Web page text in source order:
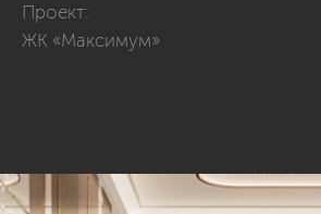
Проект:
ЖК «Максимум»